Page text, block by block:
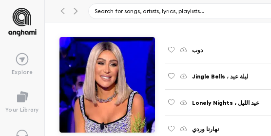
Explore
Your Library
دوب
ليلة عيد ، Jingle Bells
عيد الليل ، Lonely Nights
نهارنا وردي